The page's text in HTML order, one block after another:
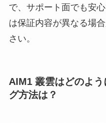
で、サポート面でも安
は保証内容が異なる場
さい。
AIM1 叢雲はどのよ
グ方法は？